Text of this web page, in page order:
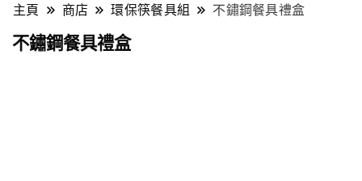
主頁 商店 環保筷餐具組 不鏽鋼餐具禮盒
不鏽鋼餐具禮盒